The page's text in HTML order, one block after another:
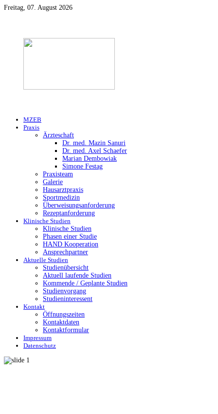
Freitag, 07. August 2026
MZEB
Praxis
Ärzteschaft
Dr. med. Mazin Sanuri
Dr. med. Axel Schaefer
Marian Dembowiak
Simone Festag
Praxisteam
Galerie
Hausarztpraxis
Sportmedizin
Überweisungsanforderung
Rezeptanforderung
Klinische Studien
Klinische Studien
Phasen einer Studie
HAND Kooperation
Ansprechpartner
Aktuelle Studien
Studienübersicht
Aktuell laufende Studien
Kommende / Geplante Studien
Studienvorgang
Studieninteressent
Kontakt
Öffnungszeiten
Kontaktdaten
Kontaktformular
Impressum
Datenschutz